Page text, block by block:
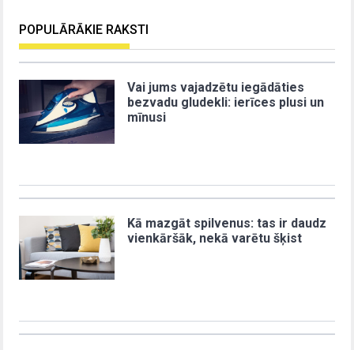
POPULĀRĀKIE RAKSTI
Vai jums vajadzētu iegādāties
bezvadu gludekli: ierīces plusi un
mīnusi
Kā mazgāt spilvenus: tas ir daudz
vienkāršāk, nekā varētu šķist